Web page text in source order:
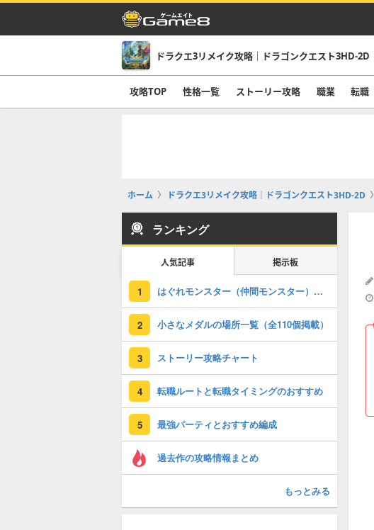
ドラクエ3リメイク攻略｜ドラゴンクエスト3HD-2D
攻略TOP 性格一覧 ストーリー攻略 職業 転職
ホーム ドラクエ3リメイク攻略｜ドラゴンクエスト3HD-2D
ランキング
人気記事 掲示板
1 はぐれモンスター（仲間モンスター）の場所一覧と条件・全121体掲載
2 小さなメダルの場所一覧（全110個掲載）
3 ストーリー攻略チャート
4 転職ルートと転職タイミングのおすすめ
5 最強パーティとおすすめ編成
過去作の攻略情報まとめ
もっとみる